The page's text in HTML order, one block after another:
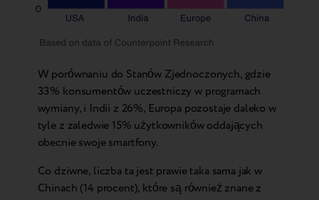
W porównaniu do Stanów Zjednoczonych, gdzie
33% konsumentów uczestniczy w programach
wymiany, i Indii z 26%, Europa pozostaje daleko w
tyle z zaledwie 15% użytkowników oddających
obecnie swoje smartfony.
Co dziwne, liczba ta jest prawie taka sama jak w
Chinach (14 procent), które są również znane z